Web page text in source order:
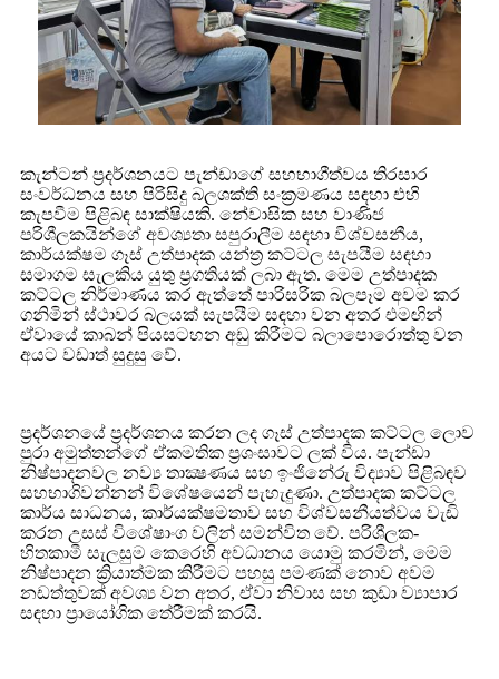
කැන්ටන් ප්‍රදර්ශනයට පැන්ඩාගේ සහභාගීත්වය තිරසාර
සංවර්ධනය සහ පිරිසිදු බලශක්ති සංක්‍රමණය සඳහා එහි
කැපවීම පිළිබඳ සාක්ෂියකි. නේවාසික සහ වාණිජ
පරිශීලකයින්ගේ අවශ්‍යතා සපුරාලීම සඳහා විශ්වසනීය,
කාර්යක්ෂම ගෑස් උත්පාදක යන්ත්‍ර කට්ටල සැපයීම සඳහා
සමාගම සැලකිය යුතු ප්‍රගතියක් ලබා ඇත. මෙම උත්පාදක
කට්ටල නිර්මාණය කර ඇත්තේ පාරිසරික බලපෑම අවම කර
ගනිමින් ස්ථාවර බලයක් සැපයීම සඳහා වන අතර එමඟින්
ඒවායේ කාබන් පියසටහන අඩු කිරීමට බලාපොරොත්තු වන
අයට වඩාත් සුදුසු වේ.
ප්‍රදර්ශනයේ ප්‍රදර්ශනය කරන ලද ගෑස් උත්පාදක කට්ටල ලොව
පුරා අමුත්තන්ගේ ඒකමතික ප්‍රශංසාවට ලක් විය. පැන්ඩා
නිෂ්පාදනවල නව්‍ය තාක්‍ෂණය සහ ඉංජිනේරු විද්‍යාව පිළිබඳව
සහභාගිවන්නන් විශේෂයෙන් පැහැදුණා. උත්පාදක කට්ටල
කාර්ය සාධනය, කාර්යක්ෂමතාව සහ විශ්වසනීයත්වය වැඩි
කරන උසස් විශේෂාංග වලින් සමන්විත වේ. පරිශීලක-
හිතකාමී සැලසුම කෙරෙහි අවධානය යොමු කරමින්, මෙම
නිෂ්පාදන ක්‍රියාත්මක කිරීමට පහසු පමණක් නොව අවම
නඩත්තුවක් අවශ්‍ය වන අතර, ඒවා නිවාස සහ කුඩා ව්‍යාපාර
සඳහා ප්‍රායෝගික තේරීමක් කරයි.